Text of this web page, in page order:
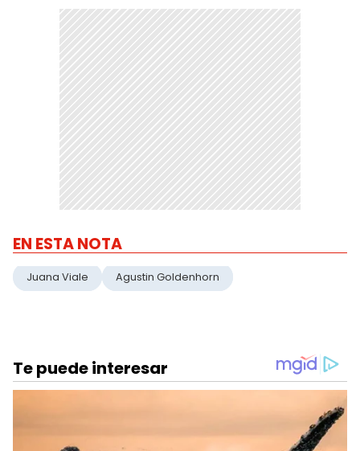
EN ESTA NOTA
Juana Viale Agustin Goldenhorn